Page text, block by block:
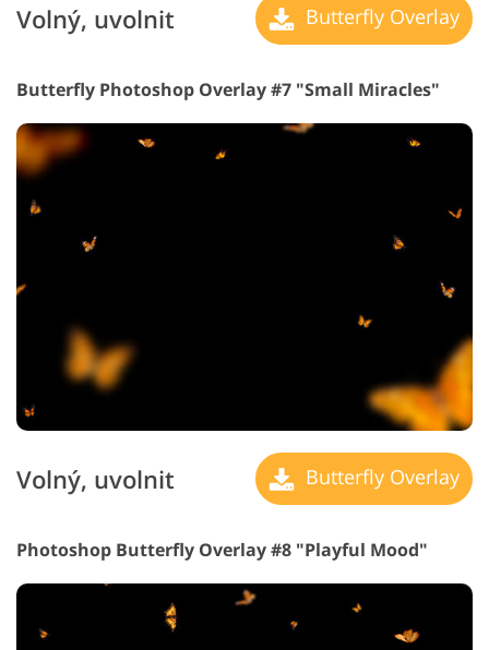
Volný, uvolnit Butterfly Overlay
Butterfly Photoshop Overlay #7 "Small Miracles"
Volný, uvolnit Butterfly Overlay
Photoshop Butterfly Overlay #8 "Playful Mood"